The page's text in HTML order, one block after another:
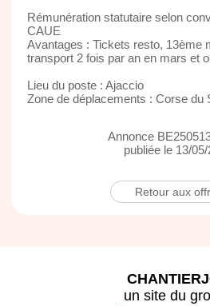
Rémunération statutaire selon
CAUE
Avantages : Tickets resto, 13ème
transport 2 fois par an en mars et
Lieu du poste : Ajaccio
Zone de déplacements : Corse du
Annonce
publiée le 13/
Retour aux
un site du